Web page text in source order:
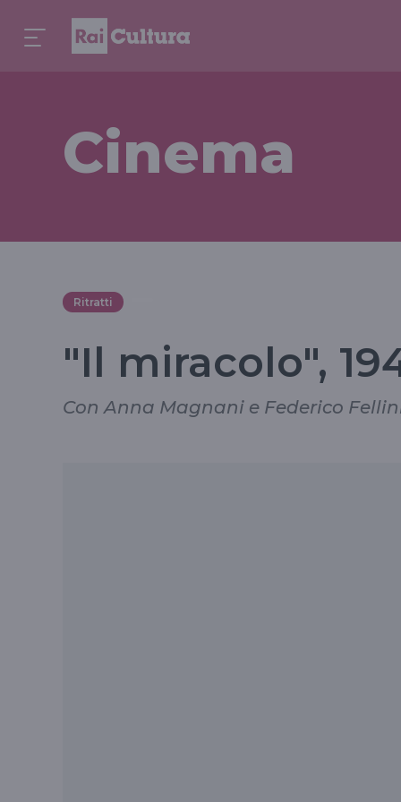
Cinema
Ritratti
"Il miracolo",
Con Anna Magnani e Federico